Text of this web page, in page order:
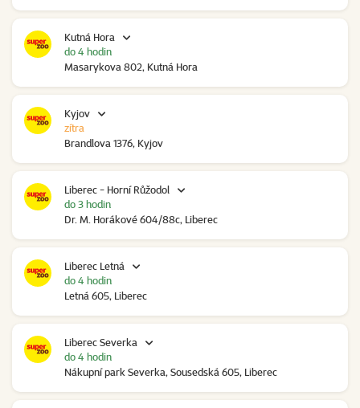
Kutná Hora
Masarykova 802, Kutná Hora
do 4 hodin
Kyjov
Brandlova 1376, Kyjov
zítra
Liberec - Horní Růžodol
Dr. M. Horákové 604/88c, Liberec
do 3 hodin
Liberec Letná
Letná 605, Liberec
do 4 hodin
Liberec Severka
Nákupní park Severka, Sousedská 605, Liberec
do 4 hodin